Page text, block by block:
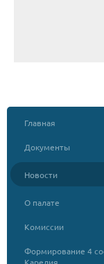
Главная
Документы
Новости
О палате
Комиссии
Формирование 4